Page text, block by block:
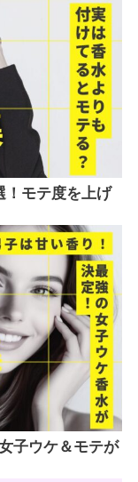
！モテ度を上げ
子ウケ＆モテが